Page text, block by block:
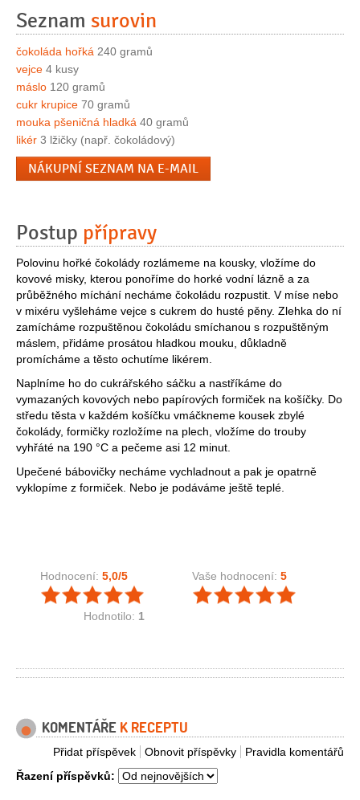
Seznam surovin
čokoláda hořká 240 gramů
vejce 4 kusy
máslo 120 gramů
cukr krupice 70 gramů
mouka pšeničná hladká 40 gramů
likér 3 lžičky (např. čokoládový)
NÁKUPNÍ SEZNAM NA E-MAIL
Postup přípravy
Polovinu hořké čokolády rozlámeme na kousky, vložíme do
kovové misky, kterou ponoříme do horké vodní lázně a za
průběžného míchání necháme čokoládu rozpustit. V míse nebo
v mixéru vyšleháme vejce s cukrem do husté pěny. Zlehka do ní
zamícháme rozpuštěnou čokoládu smíchanou s rozpuštěným
máslem, přidáme prosátou hladkou mouku, důkladně
promícháme a těsto ochutíme likérem.
Naplníme ho do cukrářského sáčku a nastříkáme do
vymazaných kovových nebo papírových formiček na košíčky. Do
středu těsta v každém košíčku vmáčkneme kousek zbylé
čokolády, formičky rozložíme na plech, vložíme do trouby
vyhřáté na 190 °C a pečeme asi 12 minut.
Upečené bábovičky necháme vychladnout a pak je opatrně
vyklopíme z formiček. Nebo je podáváme ještě teplé.
Hodnocení: 5,0/5
Hodnotilo: 1
Vaše hodnocení: 5
KOMENTÁŘE K RECEPTU
Pravidla komentářů
Obnovit příspěvky
Přidat příspěvek
Řazení příspěvků: